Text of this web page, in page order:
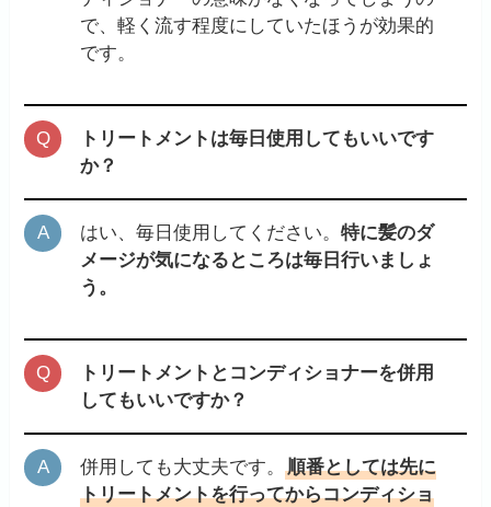
で、軽く流す程度にしていたほうが効果的
です。
トリートメントは毎日使用してもいいです
か？
はい、毎日使用してください。特に髪のダ
メージが気になるところは毎日行いましょ
う。
トリートメントとコンディショナーを併用
してもいいですか？
併用しても大丈夫です。順番としては先に
トリートメントを行ってからコンディショ